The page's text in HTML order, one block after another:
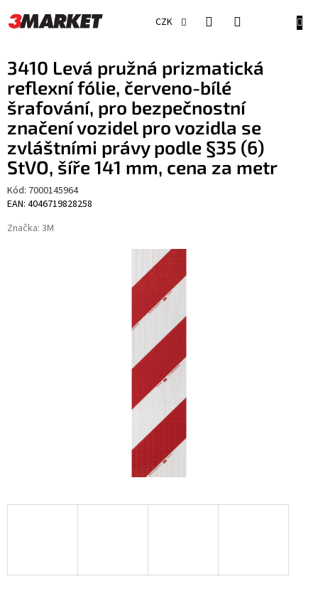
na
obsah
CZK
3410 Levá pružná prizmatická
reflexní fólie, červeno-bílé
šrafování, pro bezpečnostní
značení vozidel pro vozidla se
zvláštními právy podle §35 (6)
StVO, šíře 141 mm, cena za metr
Kód: 7000145964
EAN: 4046719828258
Značka: 3M